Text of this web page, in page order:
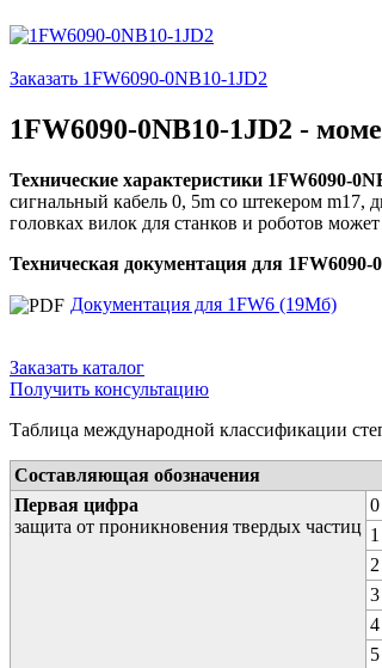
Заказать 1FW6090-0NB10-1JD2
1FW6090-0NB10-1JD2 -
Технические характеристики 1FW6090-
сигнальный кабель 0, 5m со штекером m17,
головках вилок для станков и роботов может
Техническая документация для 1FW6090-
Документация для 1FW6 (19Мб)
Заказать каталог
Получить консультацию
Таблица международной классификации
Составляющая обозначения
Первая цифра
защита от проникновения твердых частиц
0
1
2
3
4
5